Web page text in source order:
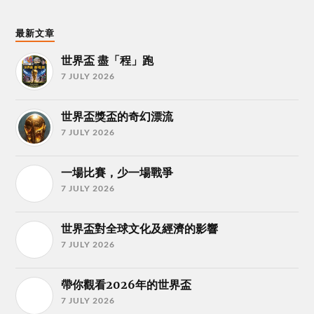
最新文章
世界盃 盡「程」跑
7 JULY 2026
世界盃獎盃的奇幻漂流
7 JULY 2026
一場比賽，少一場戰爭
7 JULY 2026
世界盃對全球文化及經濟的影響
7 JULY 2026
帶你觀看2026年的世界盃
7 JULY 2026